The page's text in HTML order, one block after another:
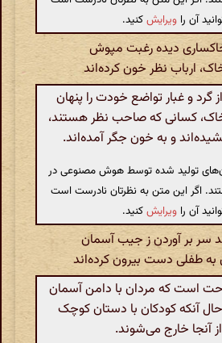
آن را ویرایشکنید.
دیده رغبت مپوش
ارباب نظر خون کرده‌اند
و غبار تواضع خودت را پنهان
کسانی که صاحب نظر هستند،
و به خون جگر آمده‌اند.
تولید شده توسط هوش مصنوعی در
اگر این متن به نظرتان نادرست است
آن را ویرایشکنید.
سر بر آوردن ز جیب آسمان
به طفلی دست بیرون کرده‌اند
است که مردان با دامن آسمان
حال آنکه کودکان با دستان کوچک
آنجا خارج می‌شوند.